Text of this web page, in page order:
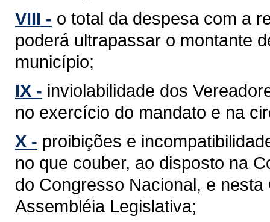
VIII - o total da despesa com a
poderá ultrapassar o montante
município;
IX - inviolabilidade dos
no exercício do mandato e na
X - proibições e
no que couber, ao disposto na
do Congresso Nacional, e
Assembléia Legislativa;